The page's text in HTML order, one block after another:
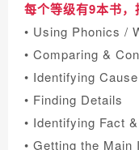
每个等级有9本书
• Using Phonics /
• Comparing &
• Identifying
• Finding Details
• Identifying Fact
• Getting the Main